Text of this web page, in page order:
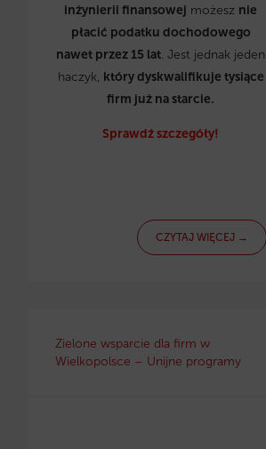
inżynierii finansowej możesz nie
płacić podatku dochodowego
nawet przez 15 lat. Jest jednak jeden
haczyk, który dyskwalifikuje tysiące
firm już na starcie.
Sprawdź szczegóły!
CZYTAJ WIĘCEJ →
Zielone wsparcie dla firm w
Wielkopolsce – Unijne programy